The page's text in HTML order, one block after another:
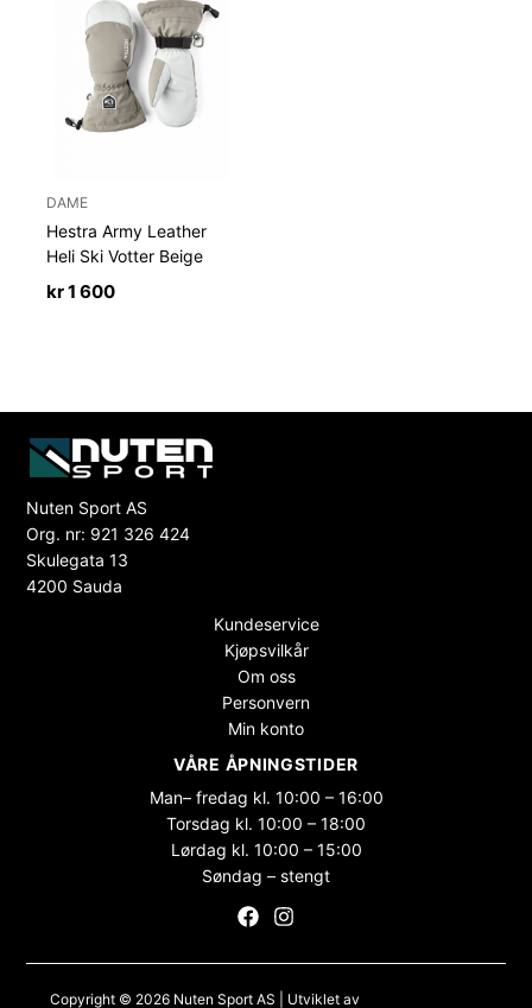
DAME
Hestra Army Leather
Heli Ski Votter Beige
kr1 600
Nuten Sport AS
Org. nr: 921 326 424
Skulegata 13
4200 Sauda
Kundeservice
Kjøpsvilkår
Om oss
Personvern
Min konto
VÅRE ÅPNINGSTIDER
Man– fredag kl. 10:00 – 16:00
Torsdag kl. 10:00 – 18:00
Lørdag kl. 10:00 – 15:00
Søndag – stengt
Copyright © 2026 Nuten Sport AS | Utviklet av